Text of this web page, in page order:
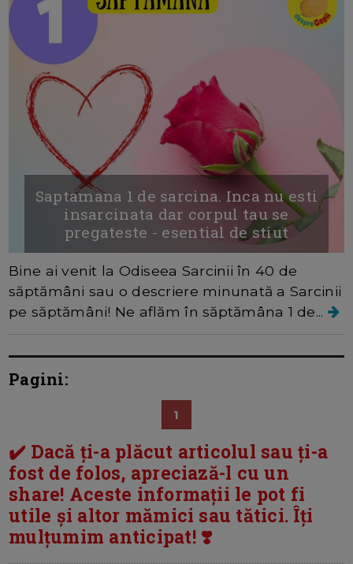
Saptamana 1 de sarcina. Inca nu esti
insarcinata dar corpul tau se
pregateste - esential de stiut
Bine ai venit la Odiseea Sarcinii în 40 de
săptămâni sau o descriere minunată a Sarcinii
pe săptămâni! Ne aflăm în săptămâna 1 de...
Pagini:
1
✔️ Dacă ți-a plăcut articolul sau ți-a
fost de folos, apreciază-l cu un
share! Aceste informații le pot fi
utile și altor mămici sau tătici. Îți
mulțumim anticipat! ❣️